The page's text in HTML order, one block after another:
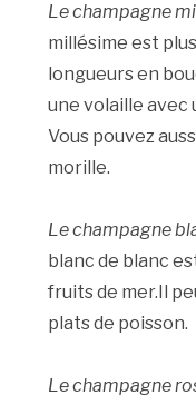
Le champagne
millésime est
longueurs en
une volaille avec
Vous pouvez
morille.
Le champagne
blanc de blanc
fruits de mer.Il
plats de poisson.
Le champagne